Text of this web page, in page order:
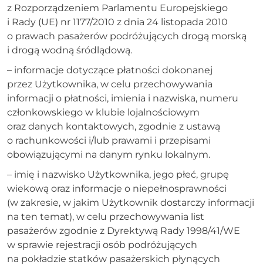
z Rozporządzeniem Parlamentu Europejskiego
i Rady (UE) nr 1177/2010 z dnia 24 listopada 2010
o prawach pasażerów podróżujących drogą morską
i drogą wodną śródlądową.
– informacje dotyczące płatności dokonanej
przez Użytkownika, w celu przechowywania
informacji o płatności, imienia i nazwiska, numeru
członkowskiego w klubie lojalnościowym
oraz danych kontaktowych, zgodnie z ustawą
o rachunkowości i/lub prawami i przepisami
obowiązującymi na danym rynku lokalnym.
– imię i nazwisko Użytkownika, jego płeć, grupę
wiekową oraz informacje o niepełnosprawności
(w zakresie, w jakim Użytkownik dostarczy informacji
na ten temat), w celu przechowywania list
pasażerów zgodnie z Dyrektywą Rady 1998/41/WE
w sprawie rejestracji osób podróżujących
na pokładzie statków pasażerskich płynących